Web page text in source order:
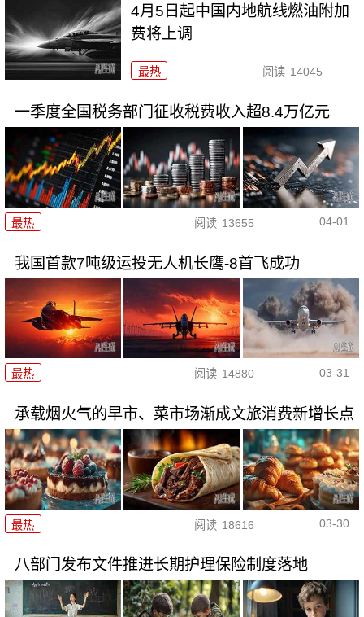
4月5日起中国内地航线燃油附加
费将上调
最热 阅读 14045
一季度全国税务部门征收税费收入超8.4万亿元
最热 阅读 13655 04-01
我国首款7吨级运投无人机长鹰-8首飞成功
最热 阅读 14880 03-31
承载烟火气的早市、菜市场渐成文旅消费新增长点
最热 阅读 18616 03-30
八部门发布文件推进长期护理保险制度落地